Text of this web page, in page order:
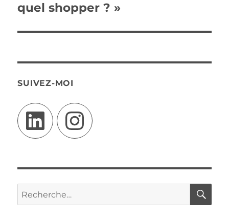
l’article
quel shopper ? »
SUIVEZ-MOI
LinkedIn Instagram
Recherche
pour :